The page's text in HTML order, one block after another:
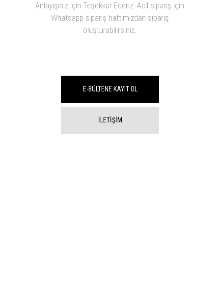
Anlayışınız için Teşekkür Ederiz. Acil sipariş için
Whatsapp sipariş hattımızdan sipariş
oluşturabilirsiniz.
E-BÜLTENE KAYIT OL
İLETİŞİM